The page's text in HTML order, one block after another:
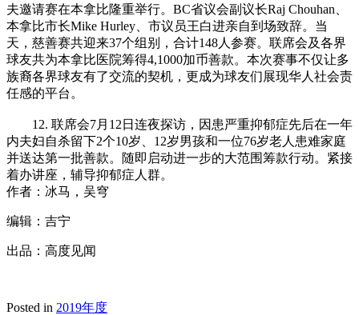
夫邀请赛在本拿比隆重举行。BC省议会副议长Raj Chouhan、
本拿比市长Mike Hurley、市议员王白进亲自到场致辞。当
天，慈善赛共迎来37个组别，合计148人参赛。联席会及各界
球友共为本拿比医院筹得4,1000加币善款。本次赛事不仅让多
族裔各界球友有了交流的契机，更成为球友们展现华人社会责
任感的平台。
12. 联席会7月12日连夜探访，因患严重抑郁症先后在一年
内夫妇自杀留下2个10岁、12岁男孩和一位76岁老人患难家庭
并送达第一批善款。随即启动进一步的大范围筹款行动。紧接
着办讲座，辅导抑郁症人群。
作者：冰马，吴穹
编辑：吉宁
出品：高度见闻
Posted in 2019年度